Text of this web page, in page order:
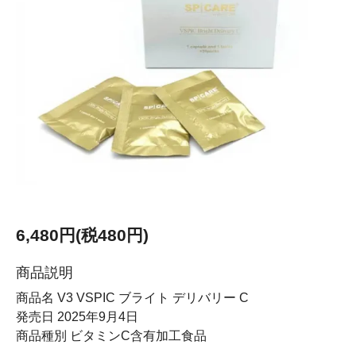
6,480円(税480円)
商品説明
商品名 V3 VSPIC ブライト デリバリー C
発売日 2025年9月4日
商品種別 ビタミンC含有加工食品